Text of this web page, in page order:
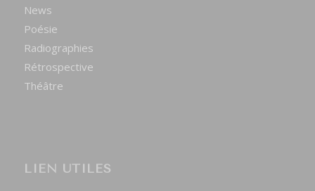
News
Poésie
Radiographies
Rétrospective
Théâtre
LIEN UTILES